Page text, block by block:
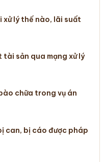
xử lý thế nào, lãi suất
sản qua mạng xử lý
chữa trong vụ án
can, bị cáo được pháp